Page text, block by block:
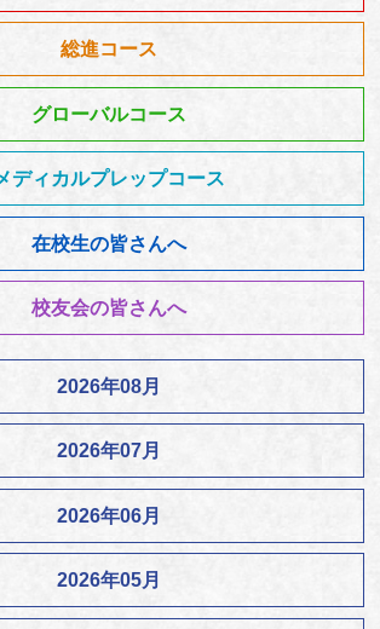
総進コース
グローバルコース
ディカルプレップコース
在校生の皆さんへ
校友会の皆さんへ
2026年08月
2026年07月
2026年06月
2026年05月